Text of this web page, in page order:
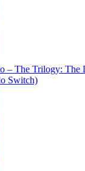
– The Trilogy: The
Switch)